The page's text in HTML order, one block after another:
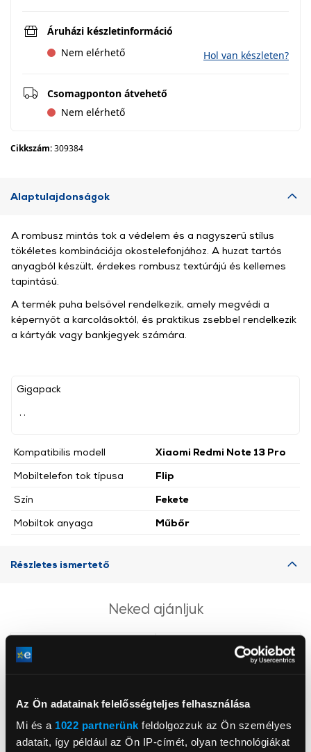
Az Ön adatainak felelősségteljes felhasználása
Mi és a 1022 partnerünk feldolgozzuk az Ön személyes
adatait, így például az Ön IP-címét, olyan technológiákat
Áruházi készletinformáció
Nem elérhető
Hol van készleten?
Csomagponton átvehető
Nem elérhető
Cikkszám:309384
Alaptulajdonságok
Gigapack
Kompatibilis modell
Xiaomi Redmi Note 13 Pro
Mobiltelefon tok típusa
Flip
Szín
Fekete
Mobiltok anyaga
Műbőr
A rombusz mintás tok a védelem és a nagyszerű stílus
tökéletes kombinációja okostelefonjához. A huzat tartós
anyagból készült, érdekes rombusz textúrájú és kellemes
tapintású.
A termék puha belsővel rendelkezik, amely megvédi a
képernyőt a karcolásoktól, és praktikus zsebbel rendelkezik
a kártyák vagy bankjegyek számára.
Részletes ismertető
Neked ajánljuk